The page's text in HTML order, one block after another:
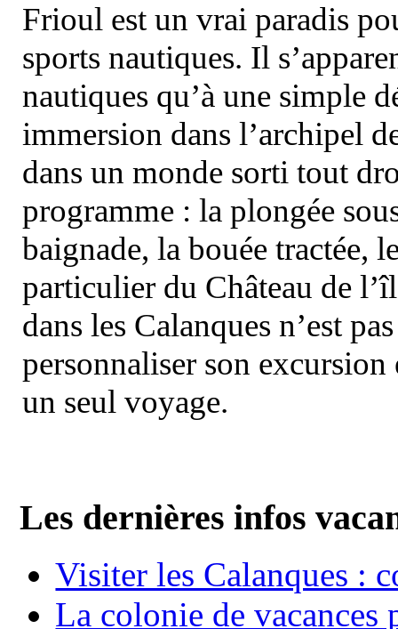
Frioul est un vrai paradis
sports nautiques. Il
nautiques qu’à une simple
immersion dans l’archipel
dans un monde sorti tout
programme : la plongée
baignade, la bouée tractée,
particulier du Château de
dans les Calanques n’est
personnaliser son
un seul voyage.
Les dernières infos
Visiter les Calanques :
La colonie de vacances